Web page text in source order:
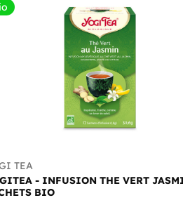
TEA
- INFUSION THE VERT
BIO